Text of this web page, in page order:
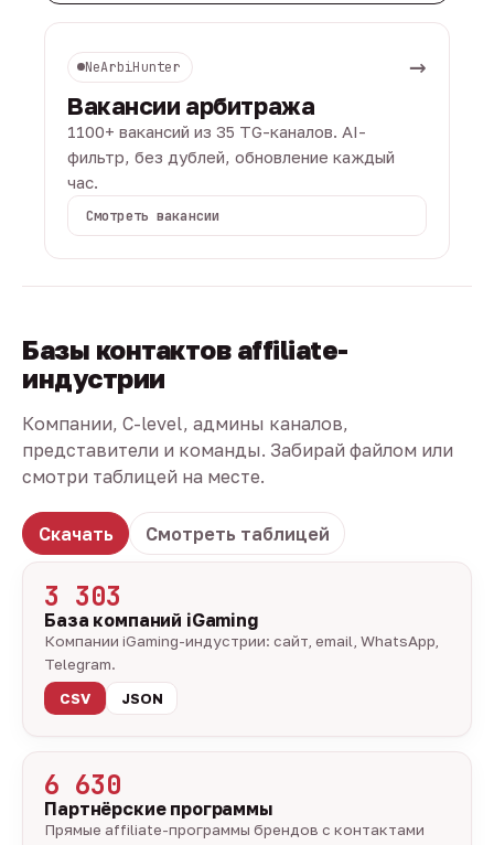
NeArbiHunter →
Вакансии арбитража
1100+ вакансий из 35 TG-каналов. AI-
фильтр, без дублей, обновление каждый
час.
Смотреть вакансии
Базы контактов affiliate-
индустрии
Компании, C-level, админы каналов,
представители и команды. Забирай файлом или
смотри таблицей на месте.
Скачать Смотреть таблицей
3 303
База компаний iGaming
Компании iGaming-индустрии: сайт, email, WhatsApp,
Telegram.
CSV
JSON
6 630
Партнёрские программы
Прямые affiliate-программы брендов с контактами